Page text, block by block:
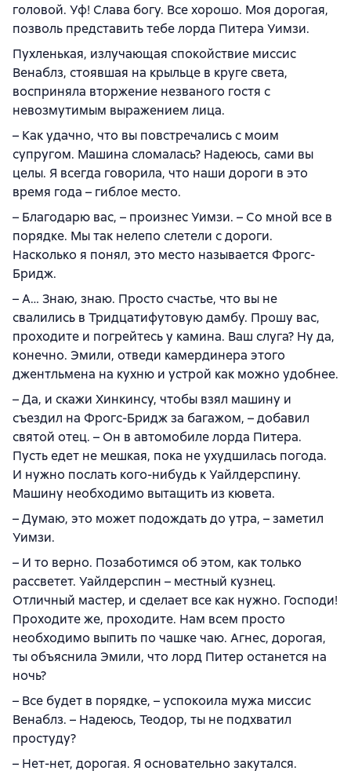
головой. Уф! Слава богу. Все хорошо. Моя дорогая,
позволь представить тебе лорда Питера Уимзи.
Пухленькая, излучающая спокойствие миссис
Венаблз, стоявшая на крыльце в круге света,
восприняла вторжение незваного гостя с
невозмутимым выражением лица.
– Как удачно, что вы повстречались с моим
супругом. Машина сломалась? Надеюсь, сами вы
целы. Я всегда говорила, что наши дороги в это
время года – гиблое место.
– Благодарю вас, – произнес Уимзи. – Со мной все в
порядке. Мы так нелепо слетели с дороги.
Насколько я понял, это место называется Фрогс-
Бридж.
– А… Знаю, знаю. Просто счастье, что вы не
свалились в Тридцатифутовую дамбу. Прошу вас,
проходите и погрейтесь у камина. Ваш слуга? Ну да,
конечно. Эмили, отведи камердинера этого
джентльмена на кухню и устрой как можно удобнее.
– Да, и скажи Хинкинсу, чтобы взял машину и
съездил на Фрогс-Бридж за багажом, – добавил
святой отец. – Он в автомобиле лорда Питера.
Пусть едет не мешкая, пока не ухудшилась погода.
И нужно послать кого-нибудь к Уайлдерспину.
Машину необходимо вытащить из кювета.
– Думаю, это может подождать до утра, – заметил
Уимзи.
– И то верно. Позаботимся об этом, как только
рассветет. Уайлдерспин – местный кузнец.
Отличный мастер, и сделает все как нужно. Господи!
Проходите же, проходите. Нам всем просто
необходимо выпить по чашке чаю. Агнес, дорогая,
ты объяснила Эмили, что лорд Питер останется на
ночь?
– Все будет в порядке, – успокоила мужа миссис
Венаблз. – Надеюсь, Теодор, ты не подхватил
простуду?
– Нет-нет, дорогая. Я основательно закутался.